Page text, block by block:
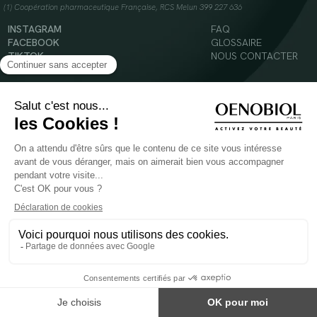
(1) Coopération pharmaceutique Française, RCS Melun 399 227 636
INSTAGRAM
FACEBOOK
TIKTOK
YOUTUBE
FAQ
GLOSSAIRE
NOUS CONTACTER
© 2024 Oenobiol Paris
Mentions légales
Politique en matière de cookies
POUR VOTRE SANTÉ, MANGEZ AU MOINS CINQ FRUITS ET LÉGUMES PAR JOUR -
Les complément alimentaires doivent être utilisés dans le cadre d'un mode de vie sain et
ne pas être utilisés comme substituts d'un régimes alimentaire varié et équilibré.